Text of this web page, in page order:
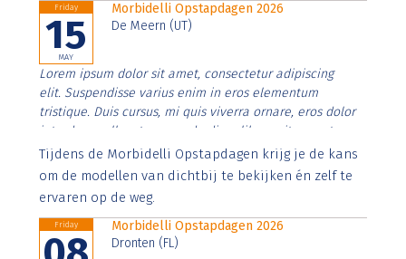
Friday
15
MAY
Morbidelli Opstapdagen 2026
De Meern (UT)
Lorem ipsum dolor sit amet, consectetur adipiscing
elit. Suspendisse varius enim in eros elementum
tristique. Duis cursus, mi quis viverra ornare, eros dolor
interdum nulla, ut commodo diam libero vitae erat.
Aenean faucibus nibh et justo cursus id rutrum lorem
imperdiet. Nunc ut sem vitae risus tristique posuere.
Tijdens de Morbidelli Opstapdagen krijg je de kans
om de modellen van dichtbij te bekijken én zelf te
ervaren op de weg.
Friday
Morbidelli Opstapdagen 2026
Dronten (FL)